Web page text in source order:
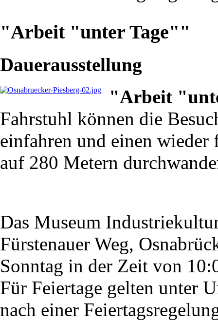
"Arbeit "unter Tage""
Dauerausstellung
"Arbeit
Fahrstuhl können die
einfahren und einen
auf 280 Metern
Das Museum
Fürstenauer Weg,
Sonntag in der Zeit von
Für Feiertage gelten unter
nach einer